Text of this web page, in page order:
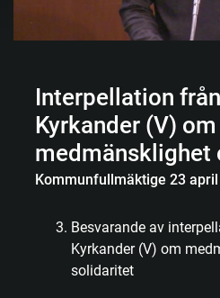
Interpellation
Kyrkander (V) om
medmänsklighet
Kommunfullmäktige 23
Besvarande av
Kyrkander (V) om
solidaritet